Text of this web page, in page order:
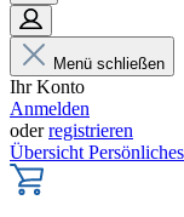
Menü schließen
Ihr Konto
Anmelden
oderregistrieren
Übersicht